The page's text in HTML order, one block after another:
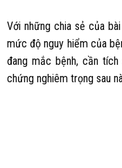
Với những chia sẻ của
mức độ nguy hiểm của
đang mắc bệnh, cần
chứng nghiêm trọng sau